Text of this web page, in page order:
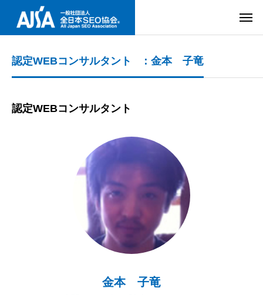
認定WEBコンサルタント ：金本 子竜
認定WEBコンサルタント
金本 子竜